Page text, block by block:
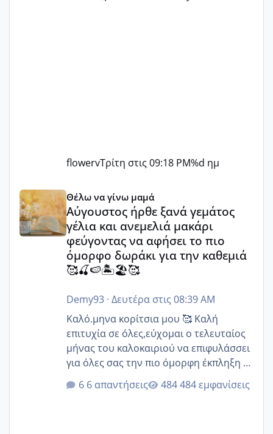
flowervΤρίτη στις 09:18 PM%d ημ
Αύγουστος ήρθε ξανά γεμάτος γέλια και ανεμελιά
Θέλω να γίνω μαμά
Αύγουστος ήρθε ξανά γεμάτος
γέλια και ανεμελιά μακάρι
φεύγοντας να αφήσει το πιο
όμορφο δωράκι για την καθεμιά
🥰🍒🍉🏝️🏖️🥰
Demy93· Δευτέρα στις 08:39 AM
Καλό.μηνα κορίτσια μου 🥰 Καλή
επιτυχία σε όλες,εύχομαι ο τελευταίος
μήνας του καλοκαιριού να επιφυλάσσει
για όλες σας την πιο όμορφη έκπληξη 🧿
@Elk @Melikara86 @Παρασκευαιδου
@Zenia z @melitiniღ @Christi.D.
6 απαντήσεις 484 εμφανίσεις